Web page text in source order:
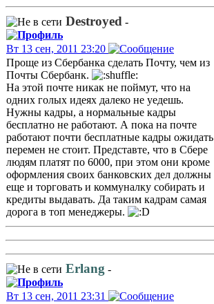
Destroyed -
Вт 13 сен, 2011 23:20
Проще из Сбербанка сделать Почту, чем из
Почты Сбербанк.
На этой почте никак не поймут, что на
одних голых идеях далеко не уедешь.
Нужны кадры, а нормальные кадры
бесплатно не работают. А пока на почте
работают почти бесплатные кадры ожидать
перемен не стоит. Представте, что в Сбере
людям платят по 6000, при этом они кроме
оформления своих банковских дел должны
еще и торговать и коммуналку собирать и
кредиты выдавать. Да таким кадрам самая
дорога в топ менеджеры.
Erlang -
Вт 13 сен, 2011 23:31